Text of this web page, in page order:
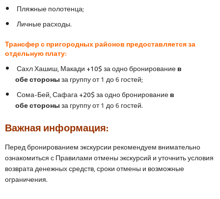
Пляжные полотенца;
Личные расходы.
Трансфер с пригородных районов предоставляется за
отдельную плату:
Сахл Хашиш, Макади+10$за одно бронированиев
обе стороныза группу от 1 до 6 гостей;
Сома-Бей, Сафага+20$за одно бронированиев
обе стороныза группу от 1 до 6 гостей.
Важная информация:
Перед бронированием экскурсии рекомендуем внимательно
ознакомиться с Правилами отмены экскурсий и уточнить условия
возврата денежных средств, сроки отмены и возможные
ограничения.